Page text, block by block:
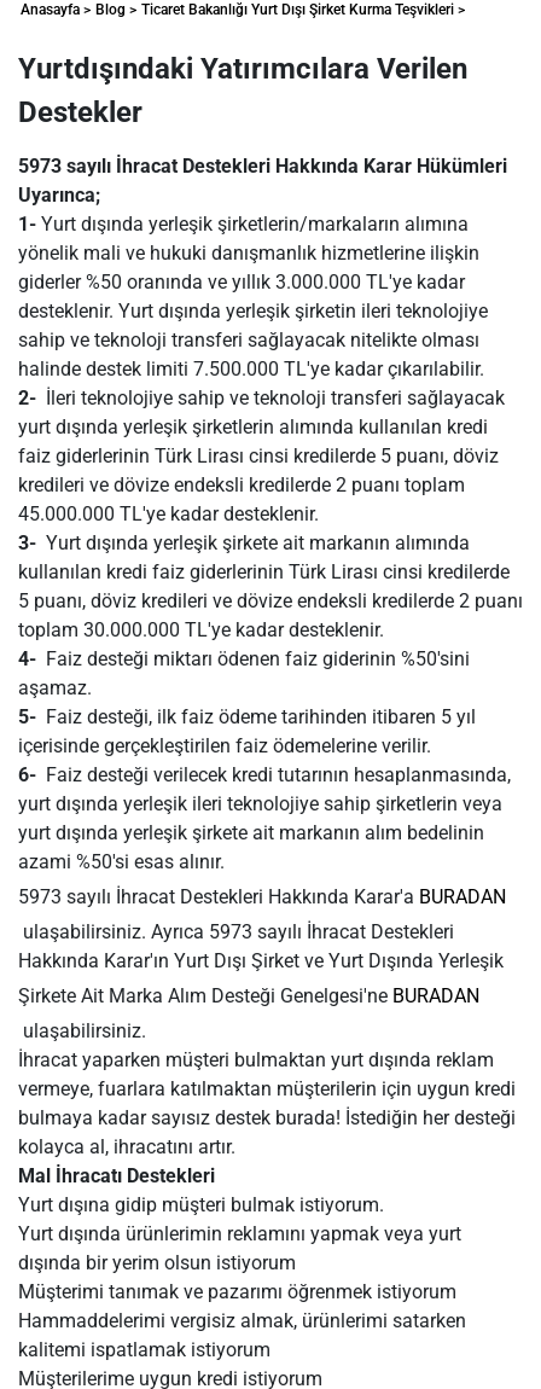
Anasayfa > Blog > Ticaret Bakanlığı Yurt Dışı Şirket Kurma Teşvikleri >
Yurtdışındaki Yatırımcılara Verilen
Destekler
5973 sayılı İhracat Destekleri Hakkında Karar Hükümleri
Uyarınca;
1- Yurt dışında yerleşik şirketlerin/markaların alımına
yönelik mali ve hukuki danışmanlık hizmetlerine ilişkin
giderler %50 oranında ve yıllık 3.000.000 TL'ye kadar
desteklenir. Yurt dışında yerleşik şirketin ileri teknolojiye
sahip ve teknoloji transferi sağlayacak nitelikte olması
halinde destek limiti 7.500.000 TL'ye kadar çıkarılabilir.
2- İleri teknolojiye sahip ve teknoloji transferi sağlayacak
yurt dışında yerleşik şirketlerin alımında kullanılan kredi
faiz giderlerinin Türk Lirası cinsi kredilerde 5 puanı, döviz
kredileri ve dövize endeksli kredilerde 2 puanı toplam
45.000.000 TL'ye kadar desteklenir.
3- Yurt dışında yerleşik şirkete ait markanın alımında
kullanılan kredi faiz giderlerinin Türk Lirası cinsi kredilerde
5 puanı, döviz kredileri ve dövize endeksli kredilerde 2 puanı
toplam 30.000.000 TL'ye kadar desteklenir.
4- Faiz desteği miktarı ödenen faiz giderinin %50'sini
aşamaz.
5- Faiz desteği, ilk faiz ödeme tarihinden itibaren 5 yıl
içerisinde gerçekleştirilen faiz ödemelerine verilir.
6- Faiz desteği verilecek kredi tutarının hesaplanmasında,
yurt dışında yerleşik ileri teknolojiye sahip şirketlerin veya
yurt dışında yerleşik şirkete ait markanın alım bedelinin
azami %50'si esas alınır.
5973 sayılı İhracat Destekleri Hakkında Karar'a BURADAN
ulaşabilirsiniz. Ayrıca 5973 sayılı İhracat Destekleri
Hakkında Karar'ın Yurt Dışı Şirket ve Yurt Dışında Yerleşik
Şirkete Ait Marka Alım Desteği Genelgesi'ne BURADAN
ulaşabilirsiniz.
İhracat yaparken müşteri bulmaktan yurt dışında reklam
vermeye, fuarlara katılmaktan müşterilerin için uygun kredi
bulmaya kadar sayısız destek burada! İstediğin her desteği
kolayca al, ihracatını artır.
Mal İhracatı Destekleri
Yurt dışına gidip müşteri bulmak istiyorum.
Yurt dışında ürünlerimin reklamını yapmak veya yurt
dışında bir yerim olsun istiyorum
Müşterimi tanımak ve pazarımı öğrenmek istiyorum
Hammaddelerimi vergisiz almak, ürünlerimi satarken
kalitemi ispatlamak istiyorum
Müşterilerime uygun kredi istiyorum